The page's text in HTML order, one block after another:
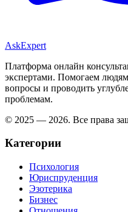
AskExpert
Платформа онлайн
экспертами. Помогаем
вопросы и проводить
проблемам.
© 2025 — 2026. Все права
Категории
Психология
Юриспруденция
Эзотерика
Бизнес